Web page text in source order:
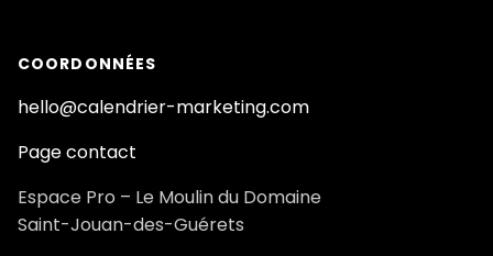
COORDONNÉES
hello@calendrier-marketing.com
Page contact
Espace Pro – Le Moulin du Domaine
Saint-Jouan-des-Guérets